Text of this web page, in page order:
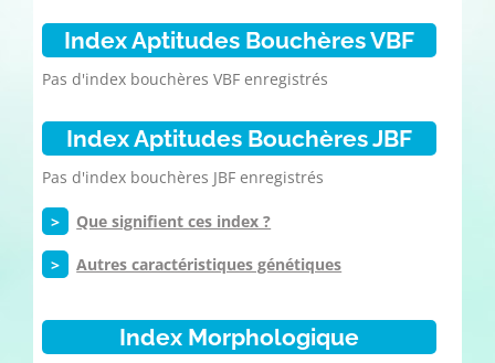
Index Aptitudes Bouchères VBF
Pas d'index bouchères VBF enregistrés
Index Aptitudes Bouchères JBF
Pas d'index bouchères JBF enregistrés
> Que signifient ces index ?
> Autres caractéristiques génétiques
Index Morphologique